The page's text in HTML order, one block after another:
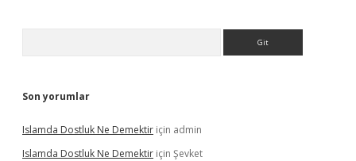
Son yorumlar
Islamda Dostluk Ne Demektir için admin
Islamda Dostluk Ne Demektir için Şevket